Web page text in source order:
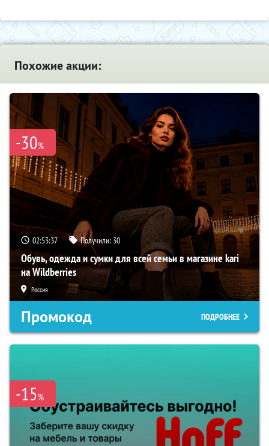
Похожие акции:
-30%
02:53:36 Получили: 30
Обувь, одежда и сумки для всей семьи в магазине kari
на Wildberries
Россия
Промокод ПОДРОБНЕЕ
-15%